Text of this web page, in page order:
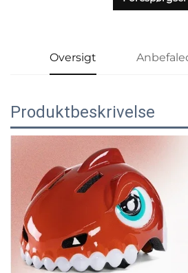
Oversigt
Produktbeskrivelse